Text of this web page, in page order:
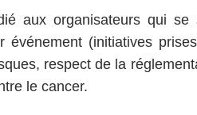
aux organisateurs qui se
événement (initiatives
respect de la
le cancer.